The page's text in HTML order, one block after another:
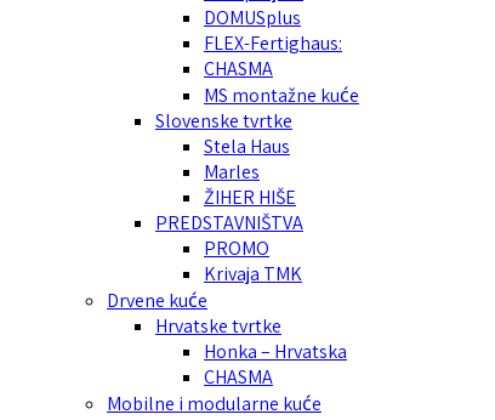
DOMUSplus
FLEX-Fertighaus:
CHASMA
MS montažne kuće
Slovenske tvrtke
Stela Haus
Marles
ŽIHER HIŠE
PREDSTAVNIŠTVA
PROMO
Krivaja TMK
Drvene kuće
Hrvatske tvrtke
Honka – Hrvatska
CHASMA
Mobilne i modularne kuće